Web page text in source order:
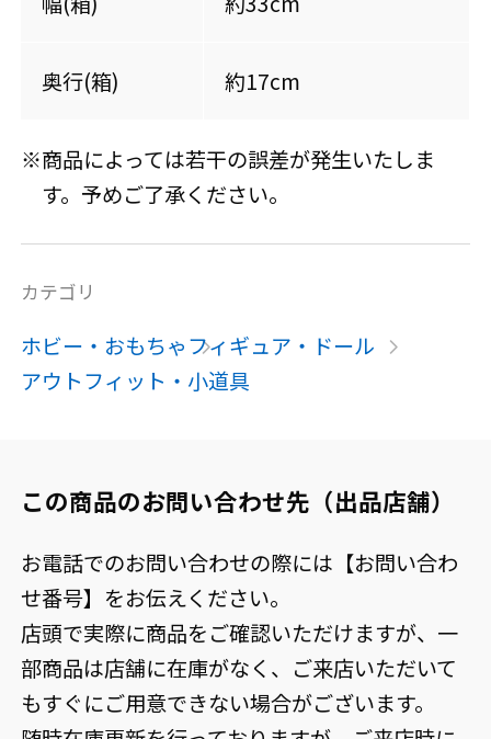
奥行(箱) 約17cm
※商品によっては若干の誤差が発生いたしま
す。予めご了承ください。
カテゴリ
ホビー・おもちゃフィギュア・ドール
アウトフィット・小道具
この商品のお問い合わせ先（出品店舗）
お電話でのお問い合わせの際には【お問い合わ
せ番号】をお伝えください。
店頭で実際に商品をご確認いただけますが、一
部商品は店舗に在庫がなく、ご来店いただいて
もすぐにご用意できない場合がございます。